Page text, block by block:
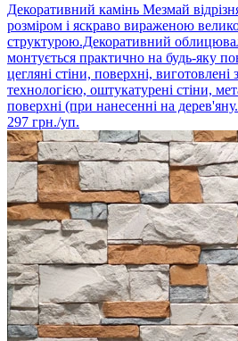
Декоративний камінь Мезмай
розміром і яскраво вираженою
структурою.Декоративний
монтується практично на будь-яку
цегляні стіни, поверхні,
технологією, оштукатурені стіни,
поверхні (при нанесенні на
297 грн./уп.